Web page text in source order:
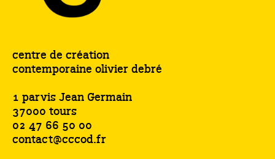
centre de création
contemporaine olivier debré
1 parvis Jean Germain
37000 tours
02 47 66 50 00
contact@cccod.fr